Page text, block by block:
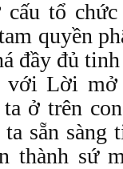
cấu tổ
quyền
đầy đủ
với Lời mở
ở trên
ta sẵn
thành sứ